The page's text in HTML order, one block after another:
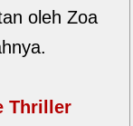
oleh Zoa
Thriller